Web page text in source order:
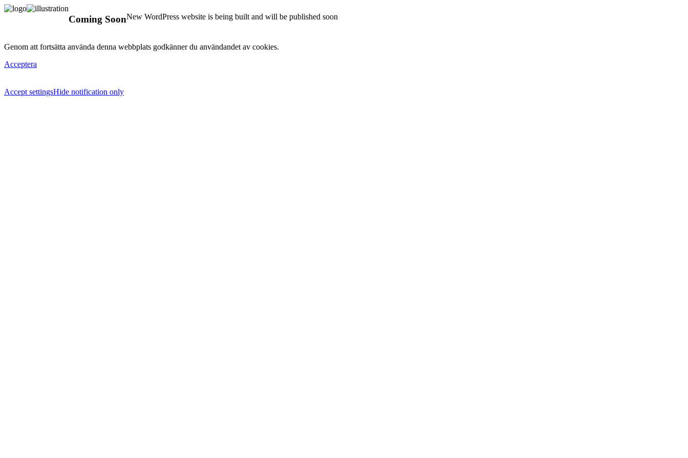
Coming SoonNew WordPress website is being built and will be published soon
Genom att fortsätta använda denna webbplats godkänner du användandet av cookies.
Acceptera
Accept settingsHide notification only